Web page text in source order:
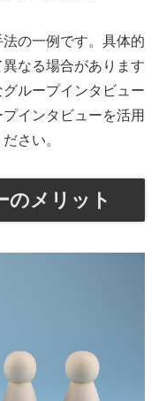
の一例です。具体的
なる場合があります
ループインタビュー
インタビューを活用
さい。
のメリット